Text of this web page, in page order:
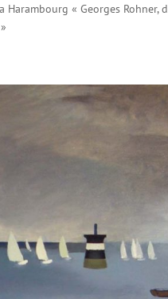
« Georges Rohner,